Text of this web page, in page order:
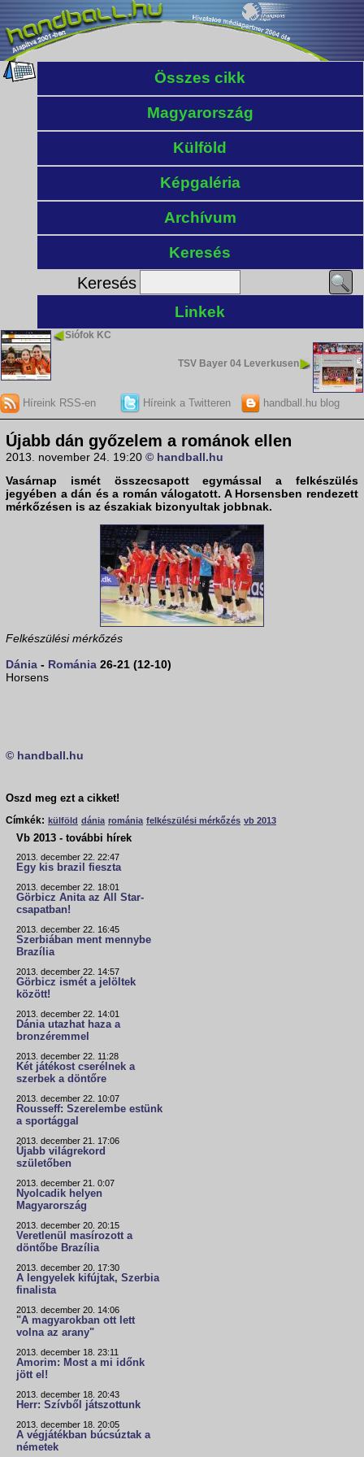
Összes cikk
Magyarország
Külföld
Képgaléria
Archívum
Keresés
Keresés
Linkek
Siófok KC
TSV Bayer 04 Leverkusen
Híreink RSS-en Híreink a Twitteren handball.hu blog
Újabb dán győzelem a románok ellen
2013. november 24. 19:20 © handball.hu
Vasárnap ismét összecsapott egymással a felkészülés
jegyében adán és a román válogatott. A Horsensben rendezett
mérkőzésen is az északiak bizonyultak jobbnak.
Felkészülési mérkőzés
Dánia - Románia 26-21 (12-10)
Horsens
© handball.hu
Oszd meg ezt a cikket!
Címkék: külföld dánia románia felkészülési mérkőzés vb 2013
Vb 2013 - további hírek
2013. december 22. 22:47
Egy kis brazil fieszta
2013. december 22. 18:01
Görbicz Anita az All Star-
csapatban!
2013. december 22. 16:45
Szerbiában ment mennybe
Brazília
2013. december 22. 14:57
Görbicz ismét a jelöltek
között!
2013. december 22. 14:01
Dánia utazhat haza a
bronzéremmel
2013. december 22. 11:28
Két játékost cserélnek a
szerbek a döntőre
2013. december 22. 10:07
Rousseff: Szerelembe estünk
a sportággal
2013. december 21. 17:06
Újabb világrekord
születőben
2013. december 21. 0:07
Nyolcadik helyen
Magyarország
2013. december 20. 20:15
Veretlenül masírozott a
döntőbe Brazília
2013. december 20. 17:30
A lengyelek kifújtak, Szerbia
finalista
2013. december 20. 14:06
"A magyarokban ott lett
volna az arany"
2013. december 18. 23:11
Amorim: Most a mi időnk
jött el!
2013. december 18. 20:43
Herr: Szívből játszottunk
2013. december 18. 20:05
A végjátékban búcsúztak a
németek